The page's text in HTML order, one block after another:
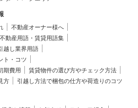
不動産オーナー様へ
不動産用語・賃貸用語集
越し業界用語
ト・コツ
期費用
賃貸物件の選び方やチェック方法
方
引越し方法で梱包の仕方や荷造りのコツ